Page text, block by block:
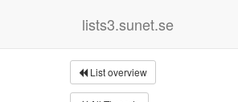
lists3.sunet.se
List overview